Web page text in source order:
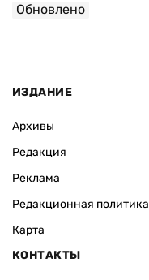
Обновлено
ИЗДАНИЕ
Архивы
Редакция
Реклама
Редакционная политика
Карта
КОНТАКТЫ